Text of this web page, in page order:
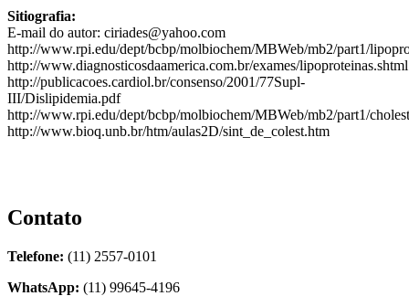
Sitiografia:
E-mail do autor: ciriades@yahoo.com
http://www.rpi.edu/dept/bcbp/molbiochem/MBWeb/mb2/part1/
http://www.diagnosticosdaamerica.com.br/exames/lipoproteinas.shtml
http://publicacoes.cardiol.br/consenso/2001/77Supl-
III/Dislipidemia.pdf
http://www.rpi.edu/dept/bcbp/molbiochem/MBWeb/mb2/part1/
http://www.bioq.unb.br/htm/aulas2D/sint_de_colest.htm
Contato
Telefone: (11) 2557-0101
WhatsApp: (11) 99645-4196